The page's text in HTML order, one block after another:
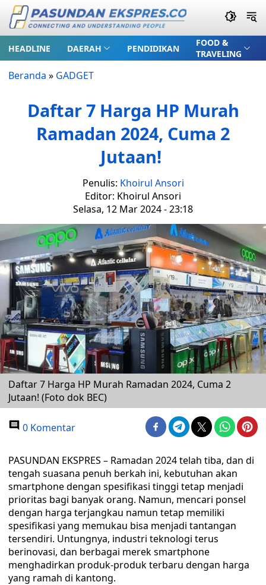
HEADLINE DAERAH PENDIDIKAN
FOOD &
TRAVELING
Beranda » GADGET
Daftar 7 Harga HP Murah
Ramadan 2024, Cuma 2
Jutaan!
Penulis: Khoirul Ansori
Editor: Khoirul Ansori
Selasa, 12 Mar 2024 - 23:18
Daftar 7 Harga HP Murah Ramadan 2024, Cuma 2
Jutaan! (Foto dok BEC)
0 Komentar
PASUNDAN EKSPRES – Ramadan 2024 telah tiba, dan di
tengah suasana penuh berkah ini, kebutuhan akan
smartphone dengan spesifikasi tinggi tetap menjadi
prioritas bagi banyak orang. Namun, mencari ponsel
dengan harga terjangkau namun tetap memiliki
spesifikasi yang memukau bisa menjadi tantangan
tersendiri. Untungnya, industri teknologi terus
berinovasi, dan berbagai merek smartphone
menghadirkan produk-produk terbaru dengan harga
yang ramah di kantong.